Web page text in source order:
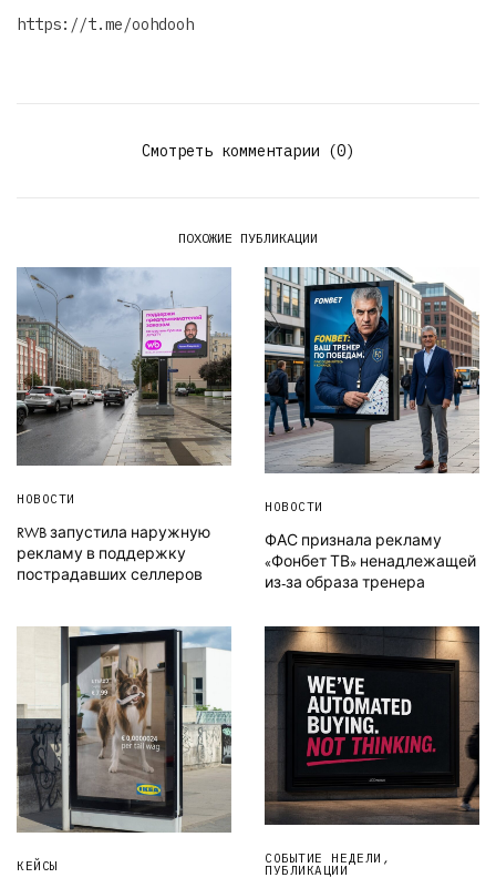
https://t.me/oohdooh
Смотреть комментарии (0)
ПОХОЖИЕ ПУБЛИКАЦИИ
НОВОСТИ
RWB запустила наружную
рекламу в поддержку
пострадавших селлеров
НОВОСТИ
ФАС признала рекламу
«Фонбет ТВ» ненадлежащей
из-за образа тренера
КЕЙСЫ
СОБЫТИЕ НЕДЕЛИ ,
ПУБЛИКАЦИИ